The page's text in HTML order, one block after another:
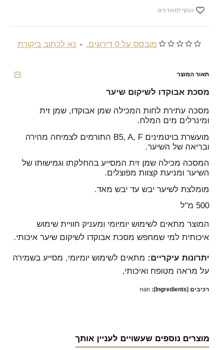
מובסס על 0 דירוגים. - נא לכתוב ביקורת
הוסף למועדפים
מוצרים נוספים שעשויים לעניין אותך
תאור המוצר
מסכת אבוקדו לשיקום שיער
מסכה עתירת לחות המכילה שמן אבוקדו, שמן זית
ומינרלים מים המלח.
מועשרת בויטמינים B5, A, F התורמים לצמיחה מהירה
ובריאה של השיער.
המסכה מכילה שמן זית המסייע בהחלקתו וגמישותו של
השיער ומניעת קצוות מפוצלים.
מומלצת לשיער יבש עד יבש מאד.
500 מ"ל
המוצר מתאים לשימוש יומיומי ומעניק חוויית שימוש
איכותית למי שמחפש מסכת אבוקדו לשיקום שיער איכותי.
יתרונות עיקריים: מתאים לשימוש יומיומי, מסייע בשמירה
על מראה מטופח ואיכותי,
רכיבים (Ingredients):